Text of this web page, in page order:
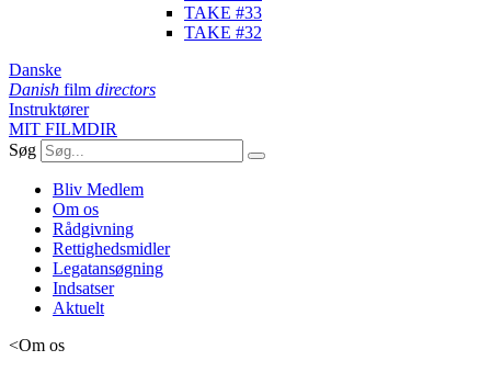
TAKE #33
TAKE #32
Danske
Danish film directors
Instruktører
MIT FILMDIR
Søg
Bliv Medlem
Om os
Rådgivning
Rettighedsmidler
Legatansøgning
Indsatser
Aktuelt
<Om os